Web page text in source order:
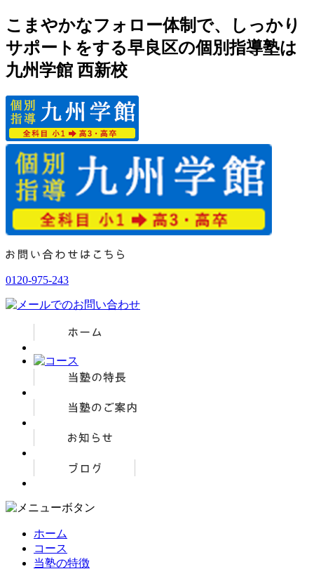
こまやかなフォロー体制で、しっかり
サポートをする早良区の個別指導塾は
九州学館 西新校
0120-975-243
ホーム
コース
当塾の特徴